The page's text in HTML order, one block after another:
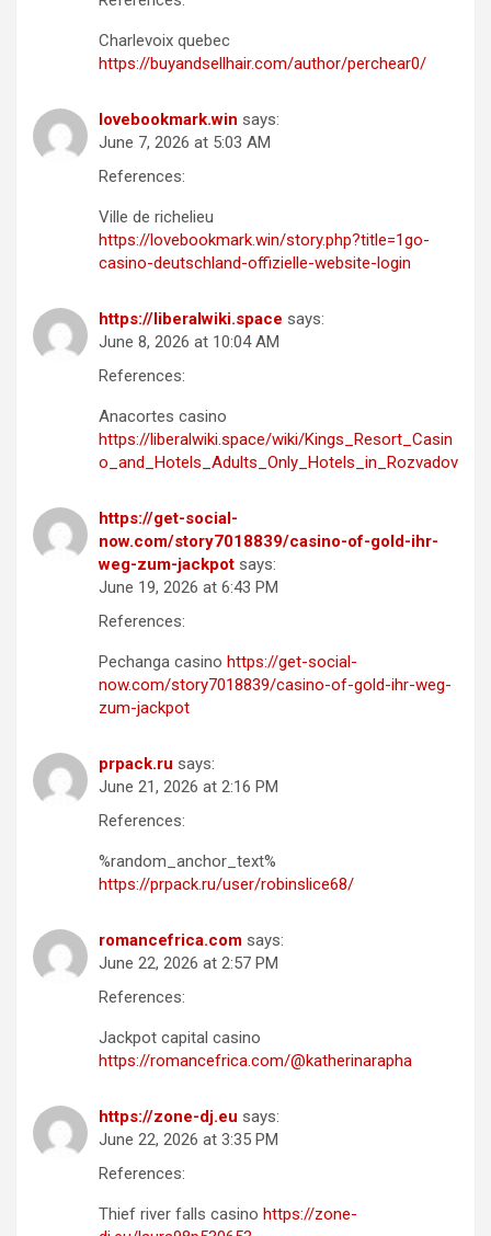
Charlevoix quebec
https://buyandsellhair.com/author/perchear0/
lovebookmark.win says:
June 7, 2026 at 5:03 AM
References:
Ville de richelieu
https://lovebookmark.win/story.php?title=1go-
casino-deutschland-offizielle-website-login
https://liberalwiki.space says:
June 8, 2026 at 10:04 AM
References:
Anacortes casino
https://liberalwiki.space/wiki/Kings_Resort_Casin
o_and_Hotels_Adults_Only_Hotels_in_Rozvadov
https://get-social-
now.com/story7018839/casino-of-gold-ihr-
weg-zum-jackpot says:
June 19, 2026 at 6:43 PM
References:
Pechanga casino https://get-social-
now.com/story7018839/casino-of-gold-ihr-weg-
zum-jackpot
prpack.ru says:
June 21, 2026 at 2:16 PM
References:
%random_anchor_text%
https://prpack.ru/user/robinslice68/
romancefrica.com says:
June 22, 2026 at 2:57 PM
References:
Jackpot capital casino
https://romancefrica.com/@katherinarapha
https://zone-dj.eu says:
June 22, 2026 at 3:35 PM
References:
Thief river falls casino https://zone-